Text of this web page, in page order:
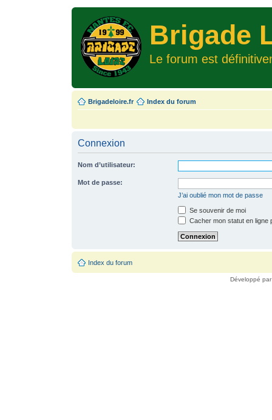
Brigade
Le forum est
Brigadeloire.fr Index du forum
Connexion
Nom d’utilisateur:
Mot de passe:
J’ai oublié mon mot de passe
Se souvenir de moi
Cacher mon statut en ligne
Index du forum
Développé